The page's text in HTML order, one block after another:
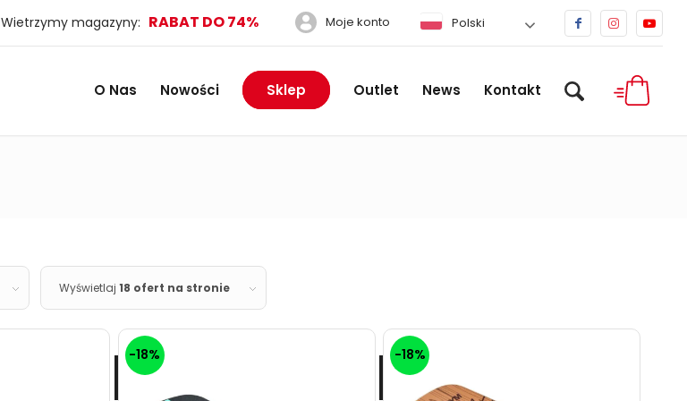
Wietrzymy magazyny: RABAT DO 74% Moje konto Polski
O Nas Nowości Sklep Outlet News Kontakt
Wyświetlaj 18 ofert na stronie
-18% -18%